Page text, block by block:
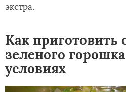
экстра.
Как приготовить
зеленого
условиях